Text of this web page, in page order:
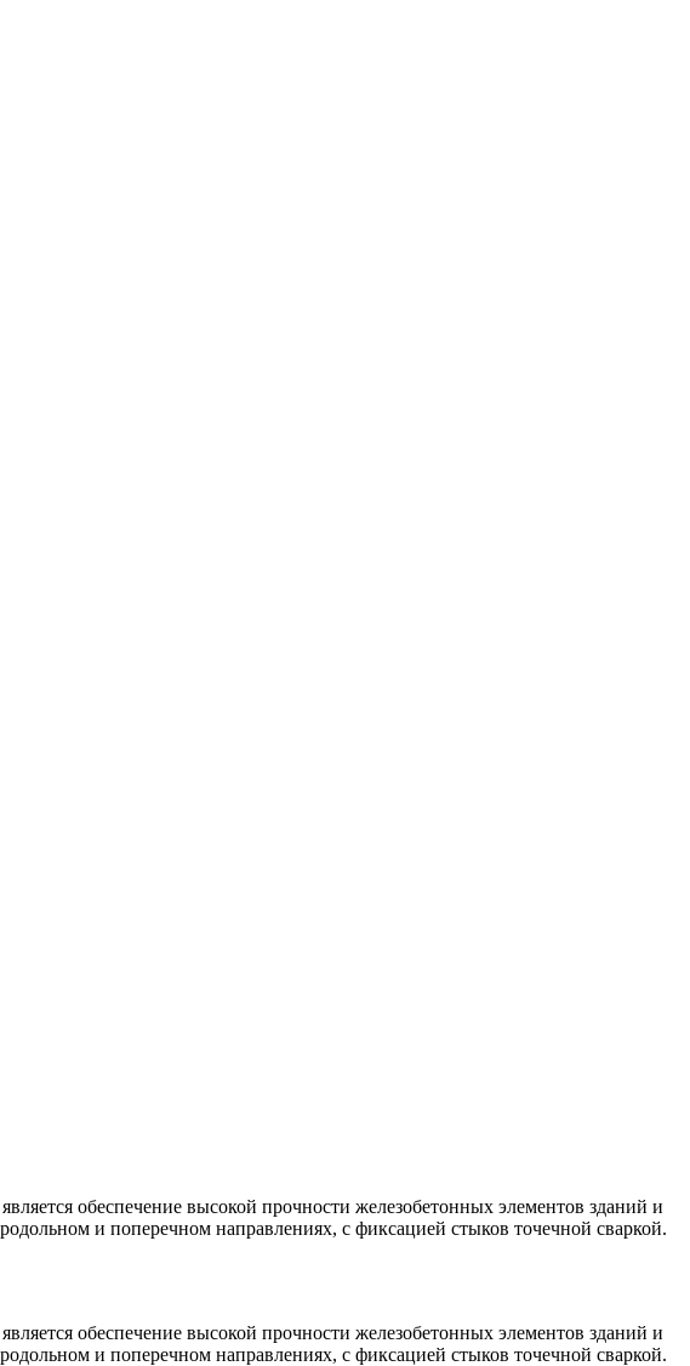
обеспечение высокой прочности железобетонных элементов зданий и
и поперечном направлениях, с фиксацией стыков точечной сваркой.
обеспечение высокой прочности железобетонных элементов зданий и
и поперечном направлениях, с фиксацией стыков точечной сваркой.